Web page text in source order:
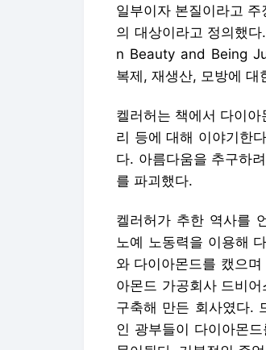
일부이자 본질이라고
의 대상이라고 정의했
n Beauty and Being
복제, 재생산, 모방에 대
켈러허는 책에서 다이
리 등에 대해 이야기한
다. 아름다움을 추구하
를 파괴했다.
켈러허가 추한 역사를
노예 노동력을 이용해
와 다이아몬드를 캤으
아몬드 가공회사 드비
구축해 만든 회사였다.
인 광부들이 다이아몬